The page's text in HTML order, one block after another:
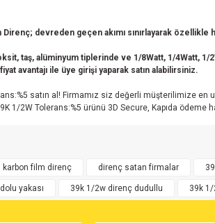
devreden geçen akımı sınırlayarak
taş, alüminyum tiplerinde ve 1/8Watt, 1/4Watt, 1/
avantajı ile üye girişi yaparak satın alabilirsiniz.
satın al! Firmamız siz değerli müşterilimize
1/2W Tolerans:%5 ürünü 3D Secure, Kapıda
kargo
görüntülenemiyor.
karbon film direnç direnç satan firmalar
yakası 39k 1/2w direnç dudullu 39k